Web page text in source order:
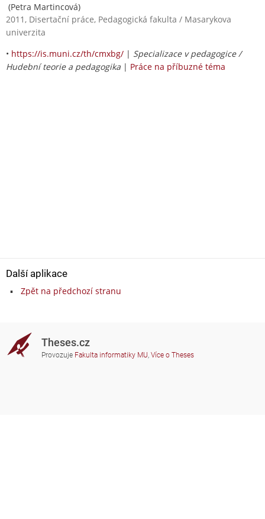
(Petra Martincová)
2011, Disertační práce, Pedagogická fakulta / Masarykova
univerzita
• https://is.muni.cz/th/cmxbg/ | Specializace v pedagogice /
Hudební teorie a pedagogika | Práce na příbuzné téma
Další aplikace
Zpět na předchozí stranu
Theses.cz
Provozuje Fakulta informatiky MU, Více o Theses